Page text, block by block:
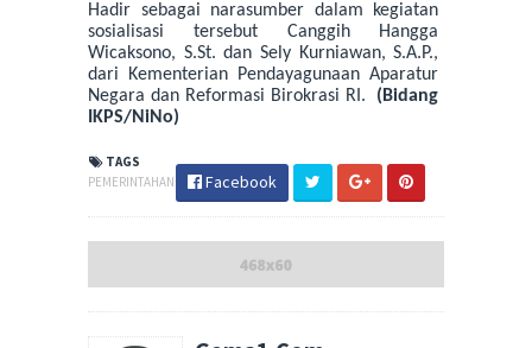
Hadir sebagai narasumber dalam kegiatan
sosialisasi tersebut Canggih Hangga
Wicaksono, S.St.dan Sely Kurniawan, S.A.P.,
dari Kementerian Pendayagunaan Aparatur
Negara dan Reformasi Birokrasi RI.
(Bidang
IKPS/NiNo)
TAGS
PEMERINTAHAN
Facebook